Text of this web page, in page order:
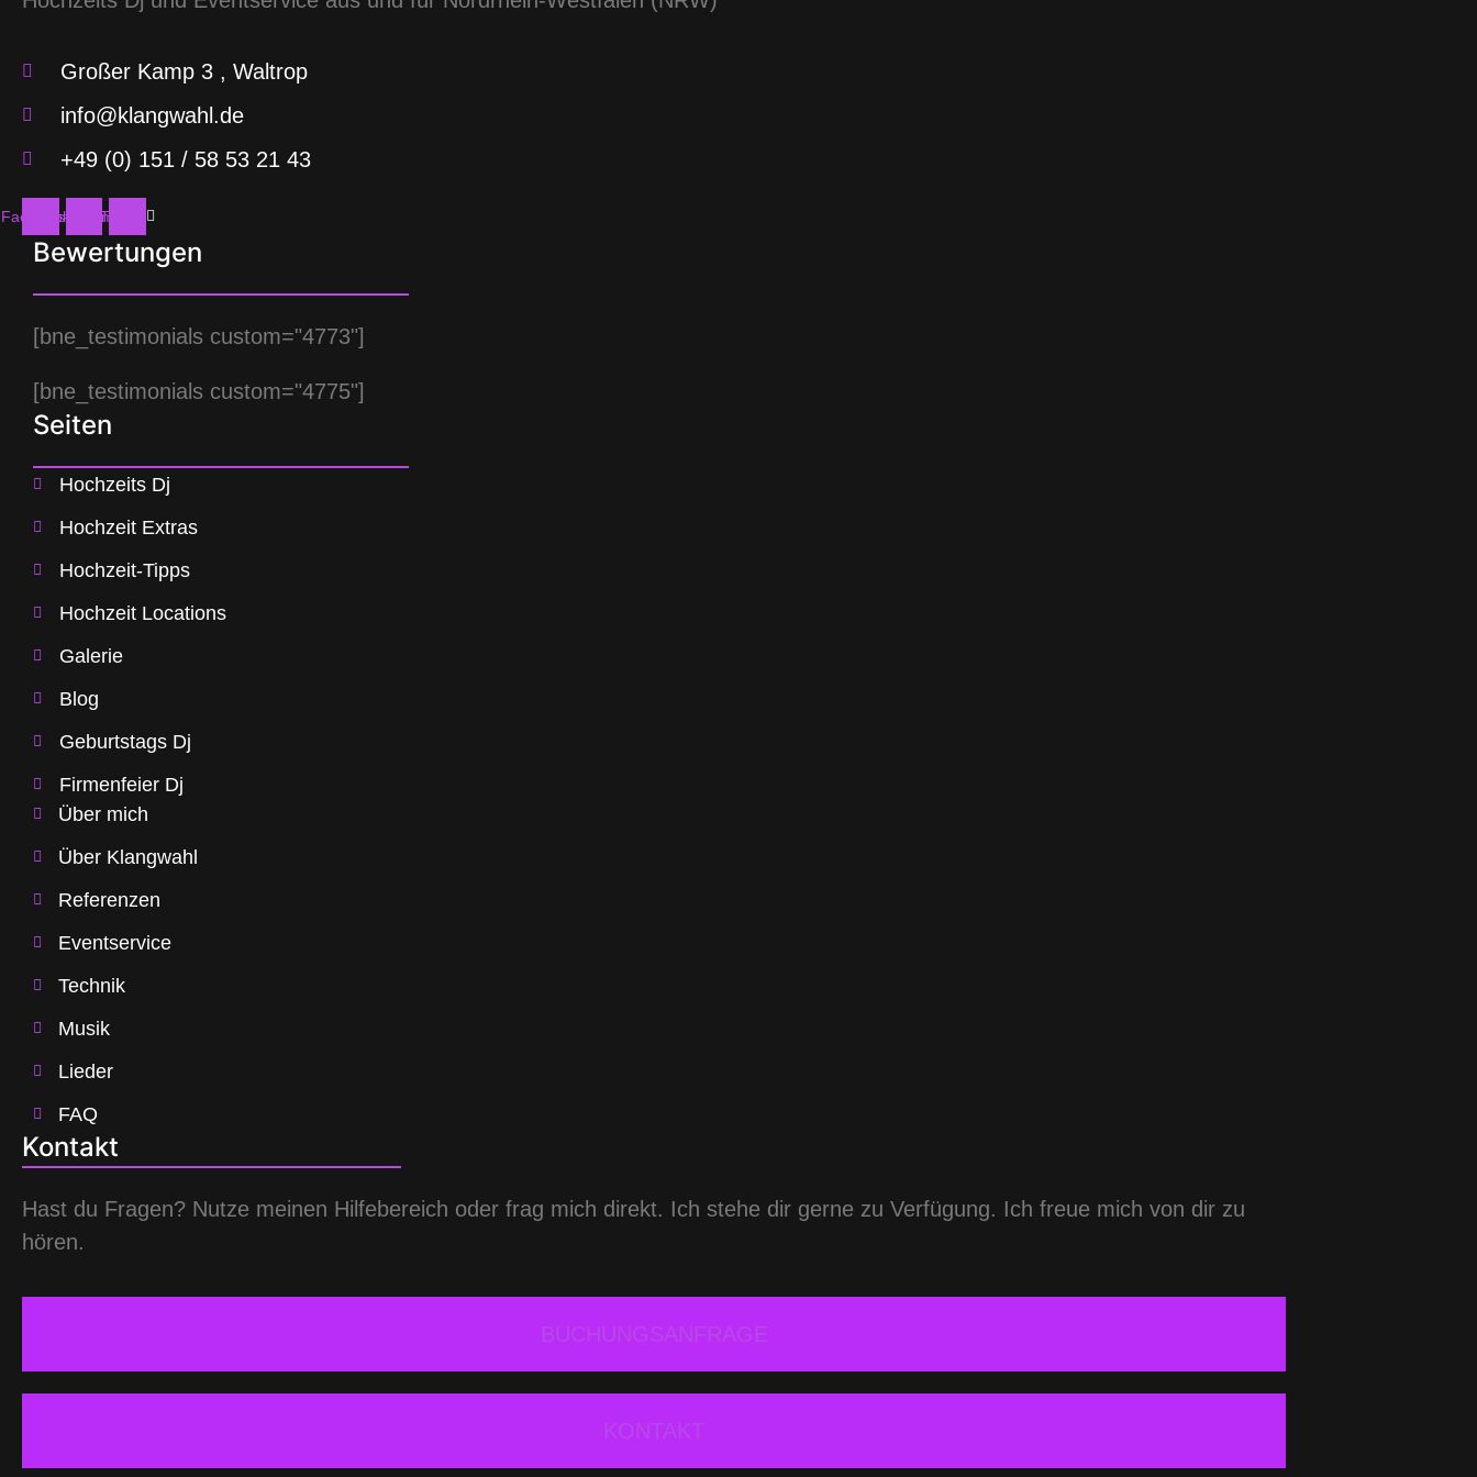
Großer Kamp 3 , Waltrop
info@klangwahl.de
+49 (0) 151 / 58 53 21 43
FacebookInstagramTwitter
Bewertungen
[bne_testimonials custom="4773"]
[bne_testimonials custom="4775"]
Seiten
Hochzeits Dj
Hochzeit Extras
Hochzeit-Tipps
Hochzeit Locations
Galerie
Blog
Geburtstags Dj
Firmenfeier Dj
Über mich
Über Klangwahl
Referenzen
Eventservice
Technik
Musik
Lieder
FAQ
Kontakt
Hast du Fragen? Nutze meinen Hilfebereich oder frag mich direkt. Ich stehe dir gerne zu Verfügung. Ich freue mich von dir zu
hören.
BUCHUNGSANFRAGE
KONTAKT